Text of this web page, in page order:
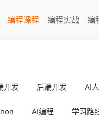
编程课程 编程实战 编
开发 后端开发 AI
AI编程 学习路